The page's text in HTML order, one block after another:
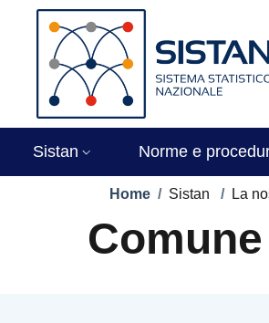
al contenuto principale
to footer content
Immagine
Sistan Norme e
Briciole
Home / Sistan / La